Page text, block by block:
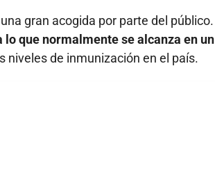
gran acogida por parte del público.
que normalmente se alcanza en un
de inmunización en el país.